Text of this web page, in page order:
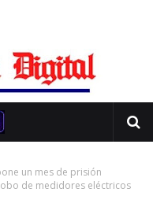
un mes de prisión
de medidores eléctricos